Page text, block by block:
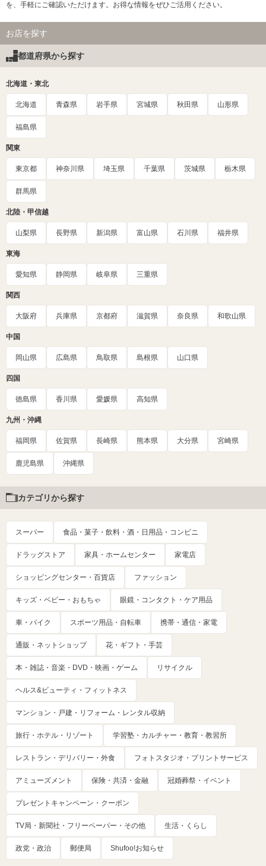
を、手軽にご確認いただけます。お得な情報をぜひご活用ください。
お店を探す
都道府県から探す
北海道・東北
北海道 青森県 岩手県 宮城県 秋田県 山形県
福島県
関東
東京都 神奈川県 埼玉県 千葉県 茨城県 栃木県
群馬県
北陸・甲信越
山梨県 長野県 新潟県 富山県 石川県 福井県
東海
愛知県 静岡県 岐阜県 三重県
関西
大阪府 兵庫県 京都府 滋賀県 奈良県 和歌山県
中国
岡山県 広島県 鳥取県 島根県 山口県
四国
徳島県 香川県 愛媛県 高知県
九州・沖縄
福岡県 佐賀県 長崎県 熊本県 大分県 宮崎県
鹿児島県 沖縄県
カテゴリから探す
スーパー 食品・菓子・飲料・酒・日用品・コンビニ
ドラッグストア 家具・ホームセンター 家電店
ショッピングセンター・百貨店 ファッション
キッズ・ベビー・おもちゃ 眼鏡・コンタクト・ケア用品
車・バイク スポーツ用品・自転車 携帯・通信・家電
通販・ネットショップ 花・ギフト・手芸
本・雑誌・音楽・DVD・映画・ゲーム リサイクル
ヘルス&ビューティ・フィットネス
マンション・戸建・リフォーム・レンタル収納
旅行・ホテル・リゾート 学習塾・カルチャー・教育・教習所
レストラン・デリバリー・外食 フォトスタジオ・プリントサービス
アミューズメント 保険・共済・金融 冠婚葬祭・イベント
プレゼントキャンペーン・クーポン
TV局・新聞社・フリーペーパー・その他 生活・くらし
政党・政治 郵便局 Shufoo!お知らせ